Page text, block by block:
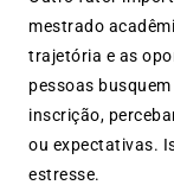
mestrado
trajetória e as
pessoas
inscrição,
ou expectativas.
estresse.